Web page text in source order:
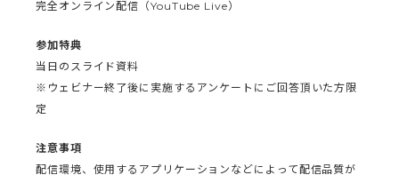
完全オンライン配信（YouTube Live）
参加特典
当日のスライド資料
※ウェビナー終了後に実施するアンケートにご回答頂いた方限
定
注意事項
配信環境、使用するアプリケーションなどによって配信品質が